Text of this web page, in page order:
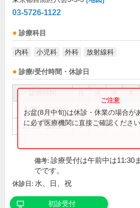
03-5726-1122
診療科目
内科 小児科 外科 放射線科
診療/受付時間・休診日
9:00～12:00 ● ● ●
15:30～18:30 ● ● ●
お盆(8月中旬)は休診・休業の場合が
に必ず医療機関に直接ご確認ください
備考: 診療受付は午前中は11:30
でです。
休診日: 水、日、祝
初診受付